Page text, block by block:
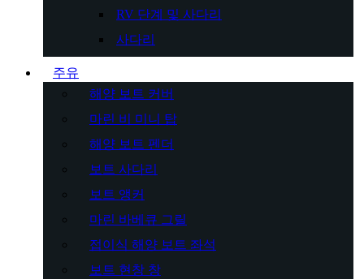
RV 단계 및 사다리
사다리
주유
해양 보트 커버
마린 비 미니 탑
해양 보트 펜더
보트 사다리
보트 앵커
마린 바베큐 그릴
접이식 해양 보트 좌석
보트 현창 창